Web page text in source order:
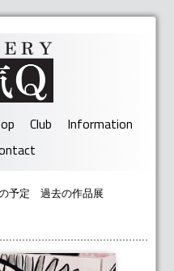
Club
Information
予定 過去の作品展